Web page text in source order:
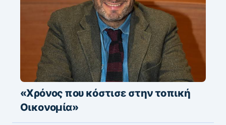
«Χρόνος που κόστισε στην τοπική
Οικονομία»